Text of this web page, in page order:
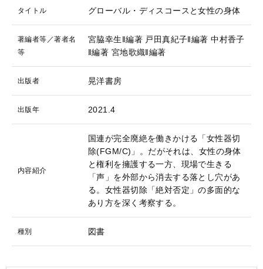
タイトル グローバル・ディスコースと女性の身体
著編者等／著者名
等
宮脇幸生‖編著 戸田真紀子‖編著 中村香子
‖編著 宮地歌織‖編著
出版者 晃洋書房
出版年 2021.4
内容紹介
国連が完全廃絶を働きかける「女性器切
除(FGM/C)」。だがそれは、女性の身体
と権利を擁護する一方、現場で生きる
「声」を外部から消去する落とし穴があ
る。女性器切除「絶対否定」の多面的な
あり方を深く考察する。
種別 図書